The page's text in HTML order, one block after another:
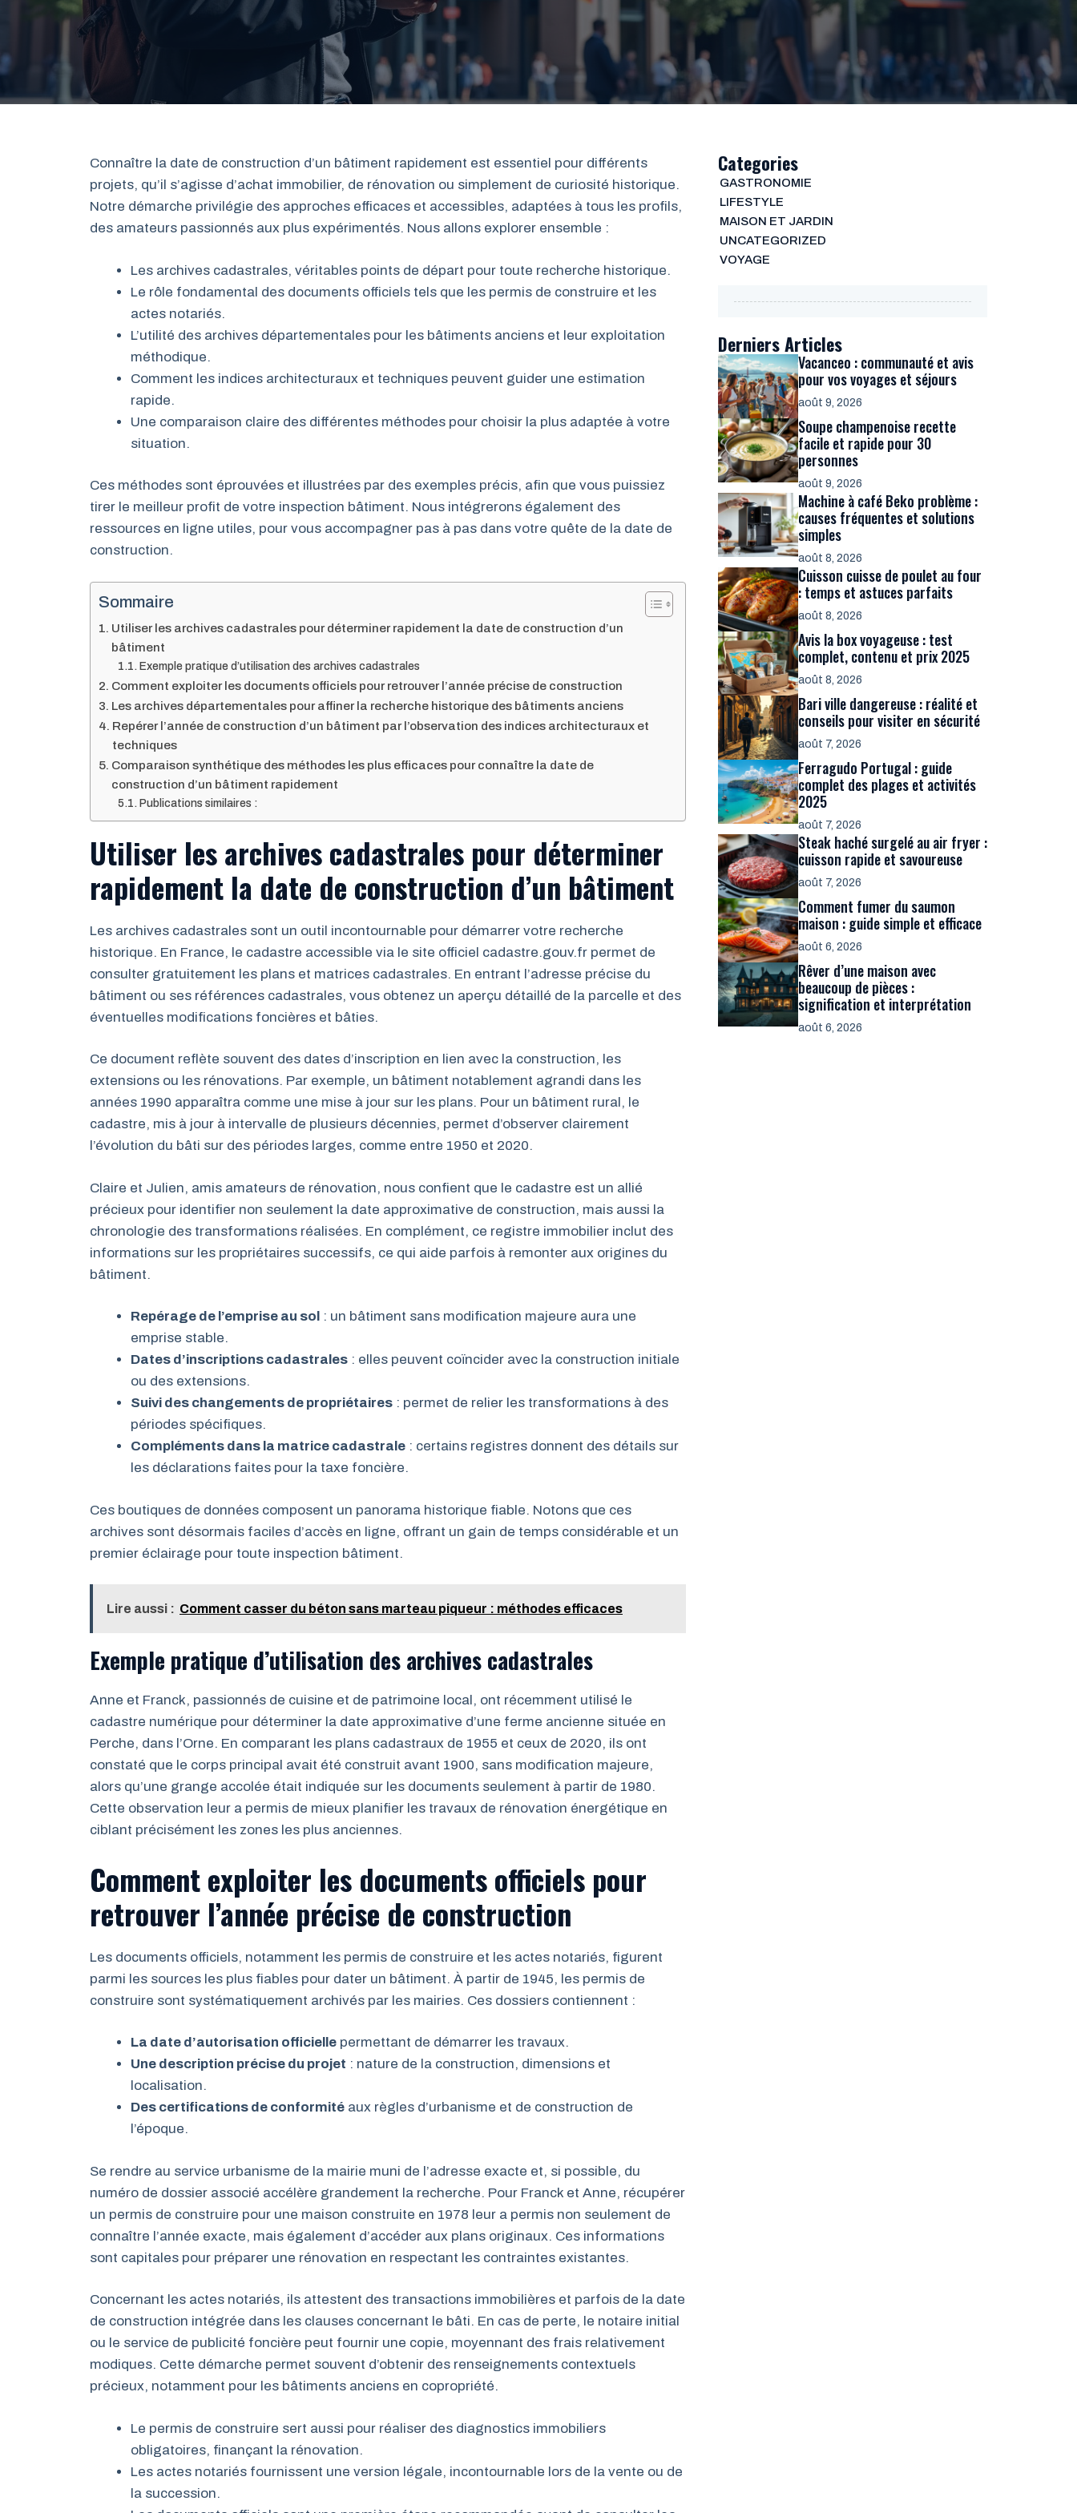
Connaître la date de construction d’un bâtiment rapidement est essentiel pour différents
projets, qu’il s’agisse d’achat immobilier, de rénovation ou simplement de curiosité historique.
Notre démarche privilégie des approches efficaces et accessibles, adaptées à tous les profils,
des amateurs passionnés aux plus expérimentés. Nous allons explorer ensemble :
Les archives cadastrales, véritables points de départ pour toute recherche historique.
Le rôle fondamental des documents officiels tels que les permis de construire et les
actes notariés.
L’utilité des archives départementales pour les bâtiments anciens et leur exploitation
méthodique.
Comment les indices architecturaux et techniques peuvent guider une estimation
rapide.
Une comparaison claire des différentes méthodes pour choisir la plus adaptée à votre
situation.
Ces méthodes sont éprouvées et illustrées par des exemples précis, afin que vous puissiez
tirer le meilleur profit de votre inspection bâtiment. Nous intégrerons également des
ressources en ligne utiles, pour vous accompagner pas à pas dans votre quête de la date de
construction.
Sommaire
Utiliser les archives cadastrales pour déterminer rapidement la date de construction d’un
bâtiment
Exemple pratique d’utilisation des archives cadastrales
Comment exploiter les documents officiels pour retrouver l’année précise de construction
Les archives départementales pour affiner la recherche historique des bâtiments anciens
Repérer l’année de construction d’un bâtiment par l’observation des indices architecturaux et
techniques
Comparaison synthétique des méthodes les plus efficaces pour connaître la date de
construction d’un bâtiment rapidement
Publications similaires :
Utiliser les archives cadastrales pour déterminer
rapidement la date de construction d’un bâtiment
Les archives cadastrales sont un outil incontournable pour démarrer votre recherche
historique. En France, le cadastre accessible via le site officiel cadastre.gouv.fr permet de
consulter gratuitement les plans et matrices cadastrales. En entrant l’adresse précise du
bâtiment ou ses références cadastrales, vous obtenez un aperçu détaillé de la parcelle et des
éventuelles modifications foncières et bâties.
Ce document reflète souvent des dates d’inscription en lien avec la construction, les
extensions ou les rénovations. Par exemple, un bâtiment notablement agrandi dans les
années 1990 apparaîtra comme une mise à jour sur les plans. Pour un bâtiment rural, le
cadastre, mis à jour à intervalle de plusieurs décennies, permet d’observer clairement
l’évolution du bâti sur des périodes larges, comme entre 1950 et 2020.
Claire et Julien, amis amateurs de rénovation, nous confient que le cadastre est un allié
précieux pour identifier non seulement la date approximative de construction, mais aussi la
chronologie des transformations réalisées. En complément, ce registre immobilier inclut des
informations sur les propriétaires successifs, ce qui aide parfois à remonter aux origines du
bâtiment.
Repérage de l’emprise au sol : un bâtiment sans modification majeure aura une
emprise stable.
Dates d’inscriptions cadastrales : elles peuvent coïncider avec la construction initiale
ou des extensions.
Suivi des changements de propriétaires : permet de relier les transformations à des
périodes spécifiques.
Compléments dans la matrice cadastrale : certains registres donnent des détails sur
les déclarations faites pour la taxe foncière.
Ces boutiques de données composent un panorama historique fiable. Notons que ces
archives sont désormais faciles d’accès en ligne, offrant un gain de temps considérable et un
premier éclairage pour toute inspection bâtiment.
Lire aussi : Comment casser du béton sans marteau piqueur : méthodes efficaces
Exemple pratique d’utilisation des archives cadastrales
Anne et Franck, passionnés de cuisine et de patrimoine local, ont récemment utilisé le
cadastre numérique pour déterminer la date approximative d’une ferme ancienne située en
Perche, dans l’Orne. En comparant les plans cadastraux de 1955 et ceux de 2020, ils ont
constaté que le corps principal avait été construit avant 1900, sans modification majeure,
alors qu’une grange accolée était indiquée sur les documents seulement à partir de 1980.
Cette observation leur a permis de mieux planifier les travaux de rénovation énergétique en
ciblant précisément les zones les plus anciennes.
Comment exploiter les documents officiels pour
retrouver l’année précise de construction
Les documents officiels, notamment les permis de construire et les actes notariés, figurent
parmi les sources les plus fiables pour dater un bâtiment. À partir de 1945, les permis de
construire sont systématiquement archivés par les mairies. Ces dossiers contiennent :
La date d’autorisation officielle permettant de démarrer les travaux.
Une description précise du projet : nature de la construction, dimensions et
localisation.
Des certifications de conformité aux règles d’urbanisme et de construction de
l’époque.
Se rendre au service urbanisme de la mairie muni de l’adresse exacte et, si possible, du
numéro de dossier associé accélère grandement la recherche. Pour Franck et Anne, récupérer
un permis de construire pour une maison construite en 1978 leur a permis non seulement de
connaître l’année exacte, mais également d’accéder aux plans originaux. Ces informations
sont capitales pour préparer une rénovation en respectant les contraintes existantes.
Concernant les actes notariés, ils attestent des transactions immobilières et parfois de la date
de construction intégrée dans les clauses concernant le bâti. En cas de perte, le notaire initial
ou le service de publicité foncière peut fournir une copie, moyennant des frais relativement
modiques. Cette démarche permet souvent d’obtenir des renseignements contextuels
précieux, notamment pour les bâtiments anciens en copropriété.
Le permis de construire sert aussi pour réaliser des diagnostics immobiliers
obligatoires, finançant la rénovation.
Les actes notariés fournissent une version légale, incontournable lors de la vente ou de
la succession.
Categories
GASTRONOMIE
LIFESTYLE
MAISON ET JARDIN
UNCATEGORIZED
VOYAGE
Derniers Articles
Vacanceo : communauté et avis
pour vos voyages et séjours
août 9, 2026
Soupe champenoise recette
facile et rapide pour 30
personnes
août 9, 2026
Machine à café Beko problème :
causes fréquentes et solutions
simples
août 8, 2026
Cuisson cuisse de poulet au four
: temps et astuces parfaits
août 8, 2026
Avis la box voyageuse : test
complet, contenu et prix 2025
août 8, 2026
Bari ville dangereuse : réalité et
conseils pour visiter en sécurité
août 7, 2026
Ferragudo Portugal : guide
complet des plages et activités
2025
août 7, 2026
Steak haché surgelé au air fryer :
cuisson rapide et savoureuse
août 7, 2026
Comment fumer du saumon
maison : guide simple et efficace
août 6, 2026
Rêver d’une maison avec
beaucoup de pièces :
signification et interprétation
août 6, 2026